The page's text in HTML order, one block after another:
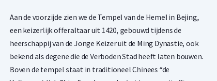
Aan de voorzijde zien we de Tempel van de Hemel in Bejing,
een keizerlijk offeraltaar uit 1420, gebouwd tijdens de
heerschappij van de Jonge Keizer uit de Ming Dynastie, ook
bekend als degene die de Verboden Stad heeft laten bouwen.
Boven de tempel staat in traditioneel Chinees “de